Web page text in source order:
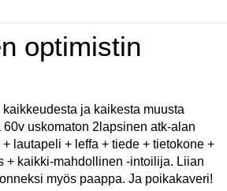
optimistin
kaikkeudesta ja kaikesta muusta
uskomaton 2lapsinen atk-alan
lautapeli + leffa + tiede + tietokone +
+ kaikki-mahdollinen -intoilija. Liian
myös paappa. Ja poikakaveri!